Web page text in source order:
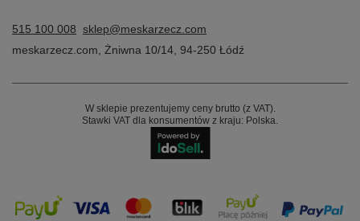
515 100 008 sklep@meskarzecz.com
meskarzecz.com
Żniwna 10/14 94-250 Łódź
W sklepie prezentujemy ceny brutto (z VAT).
Stawki VAT dla konsumentów z kraju: Polska.